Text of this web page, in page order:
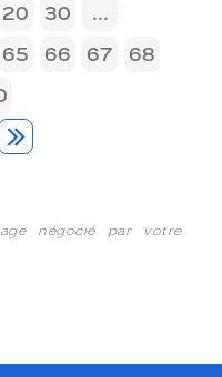
20 30
...
65 66 67
68
négocié par votre